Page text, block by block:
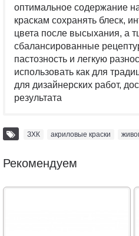
оптимальное содержание
краскам сохранять блеск,
цвета после высыхания, а
сбалансированные
пастозность и легкую
использовать как для
для дизайнерских работ,
результата
ЗХК акриловые краски
Рекомендуем